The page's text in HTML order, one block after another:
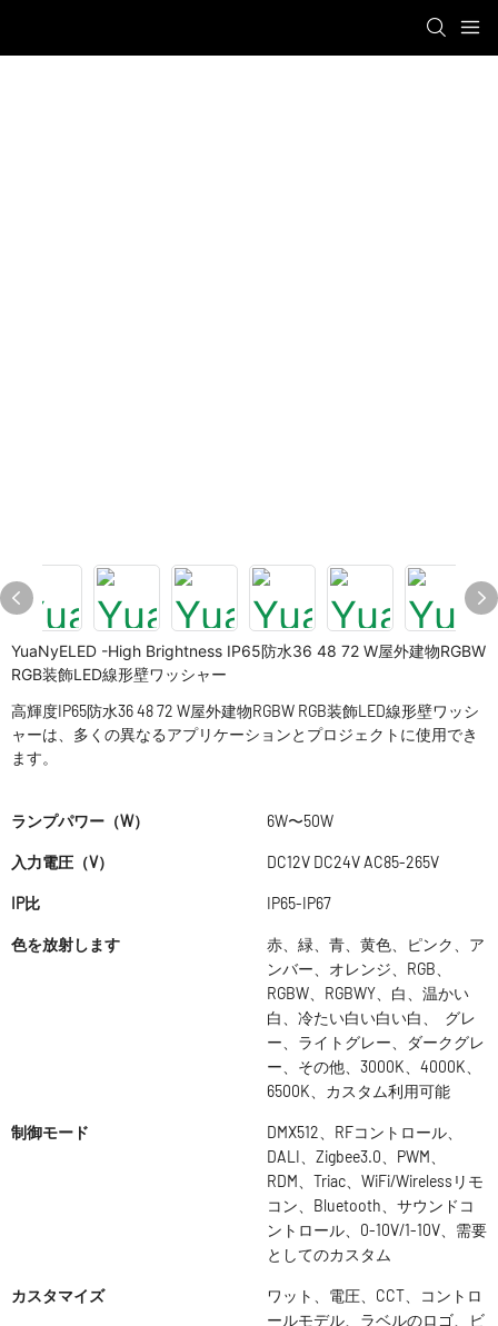
YuaNyELED -High Brightness IP65防水36 48 72 W屋外建物RGBW
RGB装飾LED線形壁ワッシャー
高輝度IP65防水36 48 72 W屋外建物RGBW RGB装飾LED線形壁ワッシ
ャーは、多くの異なるアプリケーションとプロジェクトに使用でき
ます。
ランプパワー（W） 6W〜50W
入力電圧（V） DC12V DC24V AC85-265V
IP比 IP65-IP67
色を放射します
赤、緑、青、黄色、ピンク、ア
ンバー、オレンジ、RGB、
RGBW、RGBWY、白、温かい
白、冷たい白い白い白、 グレ
ー、ライトグレー、ダークグレ
ー、その他、3000K、4000K、
6500K、カスタム利用可能
制御モード
DMX512、RFコントロール、
DALI、Zigbee3.0、PWM、
RDM、Triac、WiFi/Wirelessリモ
コン、Bluetooth、サウンドコ
ントロール、0-10V/1-10V、需要
としてのカスタム
カスタマイズ
ワット、電圧、CCT、コントロ
ールモデル、ラベルのロゴ、ビ